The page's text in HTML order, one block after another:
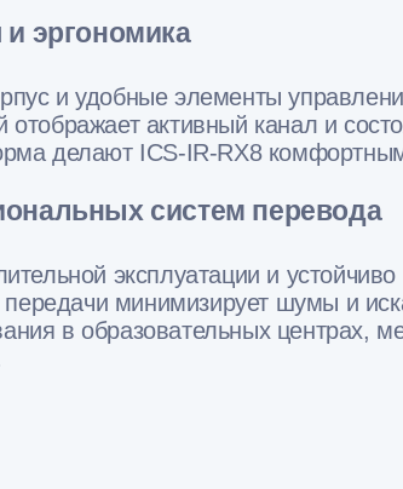
эргономика
и удобные элементы
отображает активный канал и
делают ICS-IR-RX8
систем перевода
эксплуатации и
минимизирует шумы и
в образовательных центрах,